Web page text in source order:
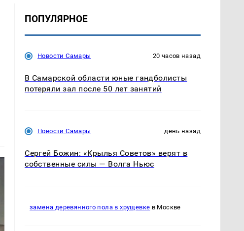
ПОПУЛЯРНОЕ
Новости Самары 20 часов назад
В Самарской области юные гандболисты
потеряли зал после 50 лет занятий
Новости Самары день назад
Сергей Божин: «Крылья Советов» верят в
собственные силы — Волга Ньюс
замена деревянного пола в хрущевке в Москве